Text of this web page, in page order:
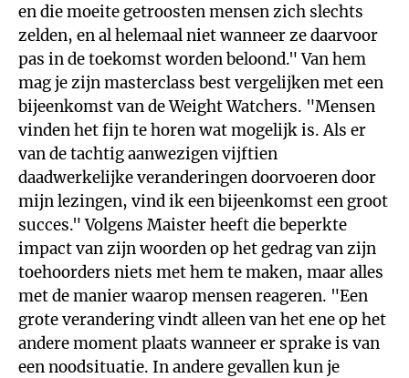
en die moeite getroosten mensen zich slechts
zelden, en al helemaal niet wanneer ze daarvoor
pas in de toekomst worden beloond." Van hem
mag je zijn masterclass best vergelijken met een
bijeenkomst van de Weight Watchers. "Mensen
vinden het fijn te horen wat mogelijk is. Als er
van de tachtig aanwezigen vijftien
daadwerkelijke veranderingen doorvoeren door
mijn lezingen, vind ik een bijeenkomst een groot
succes." Volgens Maister heeft die beperkte
impact van zijn woorden op het gedrag van zijn
toehoorders niets met hem te maken, maar alles
met de manier waarop mensen reageren. "Een
grote verandering vindt alleen van het ene op het
andere moment plaats wanneer er sprake is van
een noodsituatie. In andere gevallen kun je